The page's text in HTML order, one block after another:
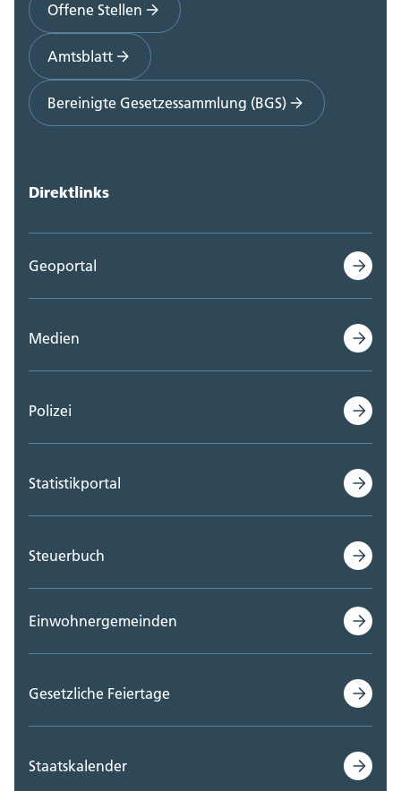
Offene Stellen
Amtsblatt
Bereinigte Gesetzessammlung (BGS)
Direktlinks
Geoportal
Medien
Polizei
Statistikportal
Steuerbuch
Einwohnergemeinden
Gesetzliche Feiertage
Staatskalender